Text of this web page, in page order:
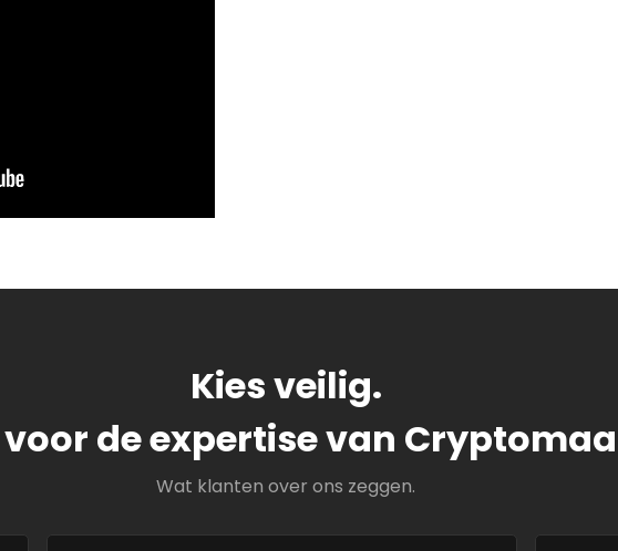
Kies veilig.
voor de expertise van
Wat klanten over ons zeggen.